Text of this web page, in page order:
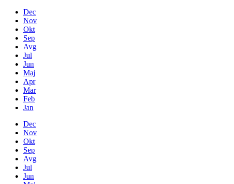
Dec
Nov
Okt
Sep
Avg
Jul
Jun
Maj
Apr
Mar
Feb
Jan
Dec
Nov
Okt
Sep
Avg
Jul
Jun